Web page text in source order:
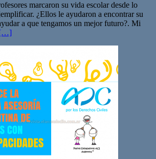
marcaron su vida escolar desde lo
¿Ellos le ayudaron a encontrar su
a que tengamos un mejor futuro?. Mi